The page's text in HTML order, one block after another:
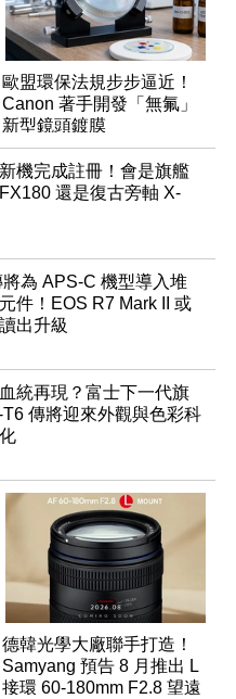
歐盟環保法規步步逼近！
Canon 著手開發「無氟」
新型鏡頭鍍膜
機完成註冊！會是旗艦
還是復古旁軸 X-
為 APS-C 機型導入堆
件！EOS R7 Mark II 或
出升級
統再現？富士下一代旗
傳將迎來外觀與色彩科
德韓光學大廠聯手打造！
Samyang 預告 8 月推出 L
接環 60-180mm F2.8 望遠